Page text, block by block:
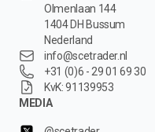
Olmenlaan 144
1404 DH Bussum
Nederland
info@scetrader.nl
+31 (0)6 - 29 01 69 30
KvK: 91139953
MEDIA